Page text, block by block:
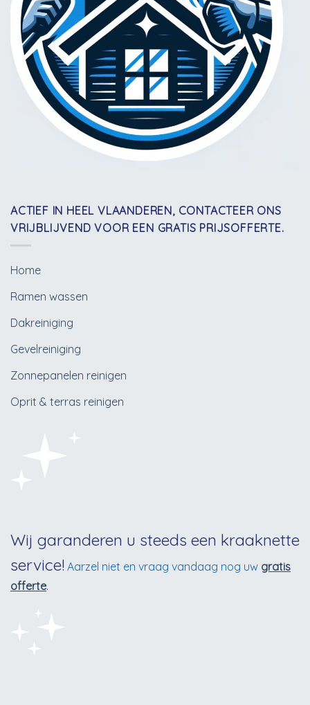
ACTIEF IN HEEL VLAANDEREN, CONTACTEER ONS
VRIJBLIJVEND VOOR EEN GRATIS PRIJSOFFERTE.
Home
Ramen wassen
Dakreiniging
Gevelreiniging
Zonnepanelen reinigen
Oprit & terras reinigen
Wij garanderen u steeds een kraaknette
service! Aarzel niet en vraag vandaag nog uw gratis
offerte.